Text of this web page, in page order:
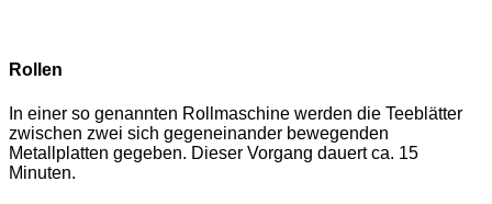
Rollen
In einer so genannten Rollmaschine werden die Teeblätter
zwischen zwei sich gegeneinander bewegenden
Metallplatten gegeben. Dieser Vorgang dauert ca. 15
Minuten.